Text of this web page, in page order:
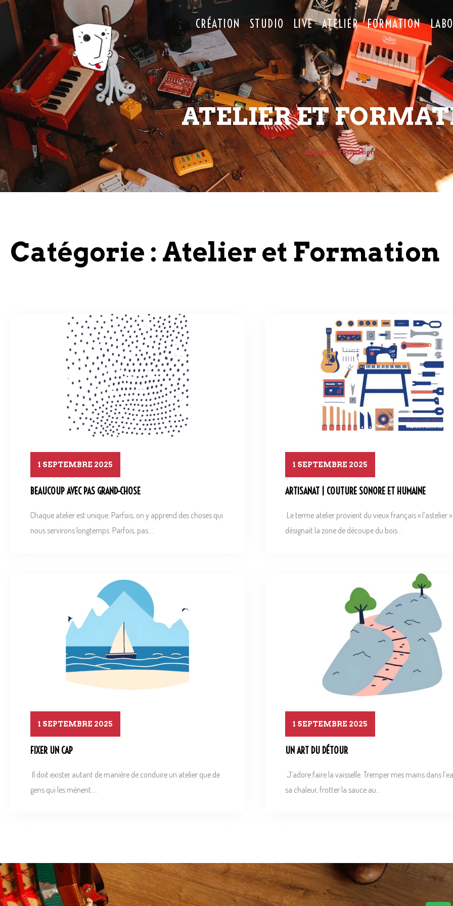
CRÉATION STUDIO LIVE ATELIER FORMATION LABO
ATELIER ET
Atelier et Formation
Catégorie : Atelier et Formation
1 SEPTEMBRE 2025
BEAUCOUP AVEC PAS GRAND-CHOSE
Chaque atelier est unique. Parfois, on y apprend des choses qui
nous servirons longtemps. Parfois, pas....
1 SEPTEMBRE 2025
ARTISANAT | COUTURE SONORE ET HUMAINE
Le terme atelier provient du vieux français « l’astelier
désignait la zone de découpe du bois...
1 SEPTEMBRE 2025
FIXER UN CAP
Il doit exister autant de manière de conduire un atelier que de
gens qui les mènent....
1 SEPTEMBRE 2025
UN ART DU DÉTOUR
J’adore faire la vaisselle. Tremper mes mains dans
sa chaleur, frotter la sauce au...